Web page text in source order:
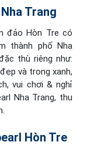
Trang
đảo Hòn Tre có
thành phố Nha
thù riêng như:
và trong xanh,
vui chơi & nghỉ
Nha Trang, thu
Hòn Tre